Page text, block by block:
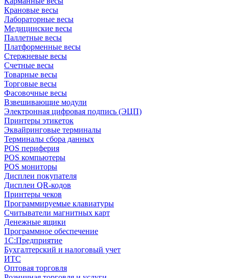
Крановые весы
Лабораторные весы
Медицинские весы
Паллетные весы
Платформенные весы
Стержневые весы
Счетные весы
Товарные весы
Торговые весы
Фасовочные весы
Взвешивающие модули
Электронная цифровая подпись (ЭЦП)
Принтеры этикеток
Эквайринговые терминалы
Терминалы сбора данных
POS периферия
POS компьютеры
POS мониторы
Дисплеи покупателя
Дисплеи QR-кодов
Принтеры чеков
Программируемые клавиатуры
Считыватели магнитных карт
Денежные ящики
Программное обеспечение
1С:Предприятие
Бухгалтерский и налоговый учет
ИТС
Оптовая торговля